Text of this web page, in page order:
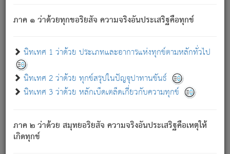
ภาค ๑ ว่าด้วยทุกขอริยสัจ ความจริงอันประเสริฐคือทุกข์
นิทเทศ 1 ว่าด้วย ประเภทและอาการแห่งทุกข์ตามหลักทั่วไป
นิทเทศ 2 ว่าด้วย ทุกข์สรุปในปัญจุปาทานขันธ์
นิทเทศ 3 ว่าด้วย หลักเบ็ดเตล็ดเกี่ยวกับความทุกข์
ภาค ๒ ว่าด้วย สมุทยอริยสัจ ความจริงอันประเสริฐคือเหตุให้
เกิดทุกข์
ภพ ว่ามีได้เพราะวิภพ[2]: เรากล่าวว่า สมณะหรือพราหมณ์ทั้ง
ปวงนั้น ก็ยังสลัดภพออกไปไม่ได้.
ก็ทุกข์นี้มีขึ้น เพราะอาศัยซึ่งอุปธิทั้งปวง.
เพราะความสิ้นไปแห่งอุปาทานทั้งปวง ความเกิดขึ้นแห่ง
ทุกข์จึงไม่มี.
ท่านจงดูโลกนี้เถิด (จะเห็นว่า) สัตว์ทั้งหลายอันอวิชาหนา
แน่นบังหนาแล้ว; และว่า สัตว์ผู้ยินดีในภพอันเป็นแล้วนั้น ย่อม
อันเป็นไปในที่หรือเวลาทั้งปวง[3]เพื่อความมีแห่งประโยชน์โดย
ประการทั้งปวง; ภพทั้งหลายทั้งหมดนั้น ไม่เที่ยง เป็นทุกข์ มี
ความแปรปรวนเป็นธรรมดา.